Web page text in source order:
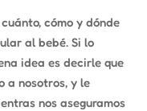
cómo y dónde
al bebé. Si lo
idea es decirle que
a nosotros, y le
nos aseguramos